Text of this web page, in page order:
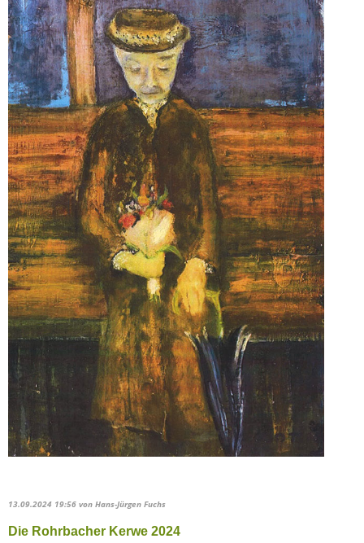
13.09.2024 19:56 von Hans-Jürgen Fuchs
Die Rohrbacher Kerwe 2024